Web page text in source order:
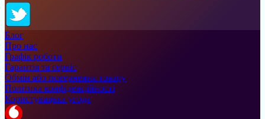
Блог
Про нас
Графік роботи
Гарантія та сервіс
Обмін або повернення товару
Політика конфіденційності
Користувацька угода